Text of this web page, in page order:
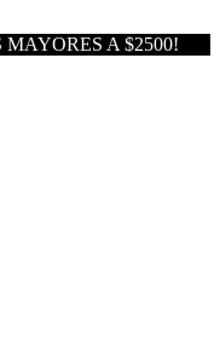
MAYORES A $2500!